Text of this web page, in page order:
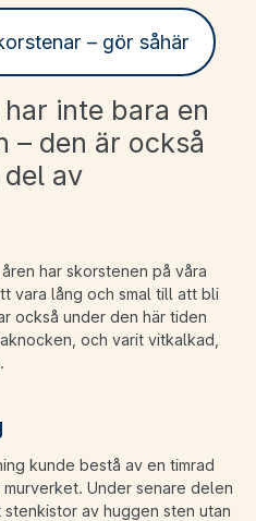
– gör såhär
inte bara en
– den är också
av
har skorstenen på våra
vara lång och smal till att bli
också under den här tiden
och varit vitkalkad,
kunde bestå av en timrad
Under senare delen
av huggen sten utan